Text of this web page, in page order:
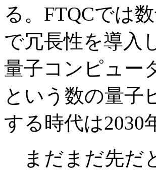
る。FTQCでは
で冗長性を導入
量子コンピュー
という数の量子
する時代は2030
まだまだ先だ